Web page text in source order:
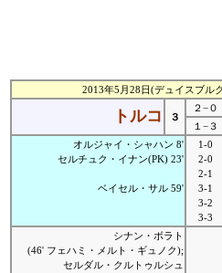
2013年5月28日(デュイスブル
トルコ ３
２−０
１−３
オルジャイ・シャハン 8'
セルチュク・イナン(PK) 23'
ベイセル・サル 59'
1-0
2-0
2-1
3-1
3-2
3-3
シナン・ボラト
(46' フェハミ・メルト・ギュノク);
セルダル・クルトゥルシュ